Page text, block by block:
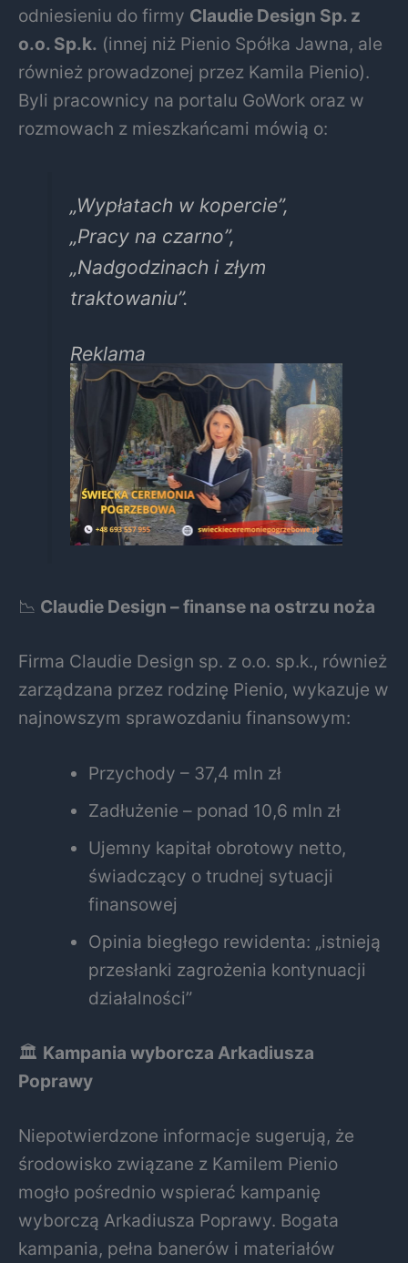
odniesieniu do firmy Claudie Design Sp. z
o.o. Sp.k. (innej niż Pienio Spółka Jawna, ale
również prowadzonej przez Kamila Pienio).
Byli pracownicy na portalu GoWork oraz w
rozmowach z mieszkańcami mówią o:
„Wypłatach w kopercie”,
„Pracy na czarno”,
„Nadgodzinach i złym
traktowaniu”.
Reklama
📉 Claudie Design – finanse na ostrzu noża
Firma Claudie Design sp. z o.o. sp.k., również
zarządzana przez rodzinę Pienio, wykazuje w
najnowszym sprawozdaniu finansowym:
Przychody – 37,4 mln zł
Zadłużenie – ponad 10,6 mln zł
Ujemny kapitał obrotowy netto,
świadczący o trudnej sytuacji
finansowej
Opinia biegłego rewidenta: „istnieją
przesłanki zagrożenia kontynuacji
działalności”
🏛 Kampania wyborcza Arkadiusza
Poprawy
Niepotwierdzone informacje sugerują, że
środowisko związane z Kamilem Pienio
mogło pośrednio wspierać kampanię
wyborczą Arkadiusza Poprawy. Bogata
kampania, pełna banerów i materiałów